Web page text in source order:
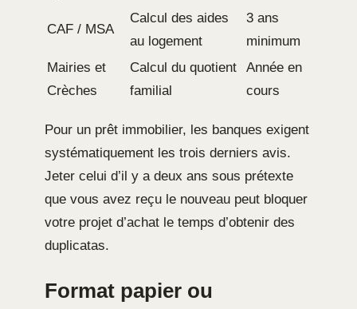
CAF / MSA
Calcul des aides
au logement
3 ans
minimum
Mairies et
Crèches
Calcul du quotient
familial
Année en
cours
Pour un prêt immobilier, les banques exigent
systématiquement les trois derniers avis.
Jeter celui d’il y a deux ans sous prétexte
que vous avez reçu le nouveau peut bloquer
votre projet d’achat le temps d’obtenir des
duplicatas.
Format papier ou